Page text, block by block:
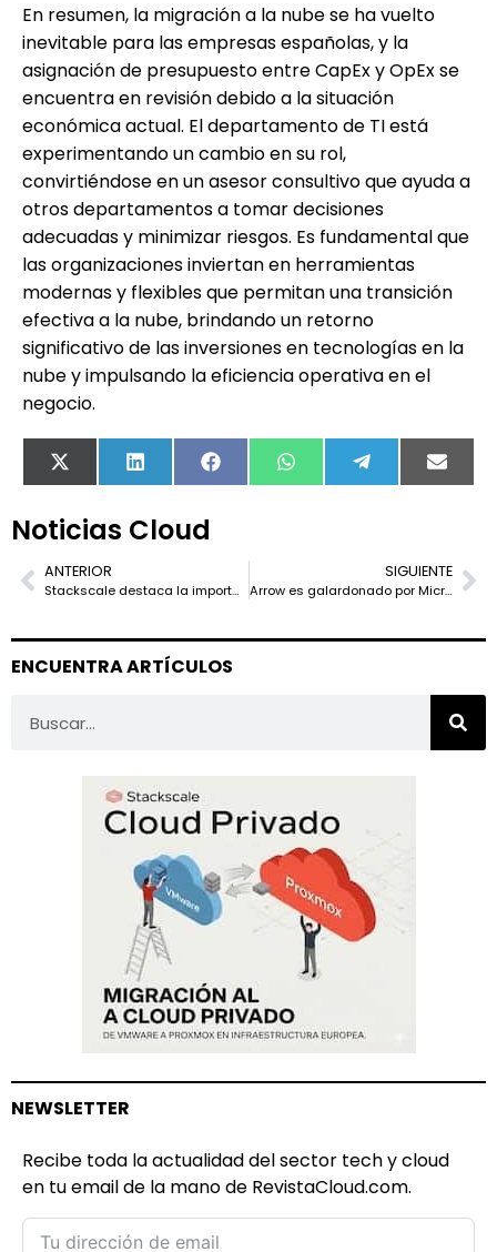
En resumen, la migración a la nube se ha vuelto
inevitable para las empresas españolas, y la
asignación de presupuesto entre CapEx y OpEx se
encuentra en revisión debido a la situación
económica actual. El departamento de TI está
experimentando un cambio en su rol,
convirtiéndose en un asesor consultivo que ayuda a
otros departamentos a tomar decisiones
adecuadas y minimizar riesgos. Es fundamental que
las organizaciones inviertan en herramientas
modernas y flexibles que permitan una transición
efectiva a la nube, brindando un retorno
significativo de las inversiones en tecnologías en la
nube y impulsando la eficiencia operativa en el
negocio.
X
(Twitter)
LinkedIn FacebookWhatsApp TelegramEmail
Noticias Cloud
ANTERIOR
Stackscale destaca la importancia de los Centros de Operaciones de Seguridad en la Protección Digital
SIGUIENTE
Arrow es galardonado por Microsoft como Partner del Año 2023 en Europa Occidental y Francia
ENCUENTRA ARTÍCULOS
NEWSLETTER
Recibe toda la actualidad del sector tech y cloud
en tu email de la mano de RevistaCloud.com.